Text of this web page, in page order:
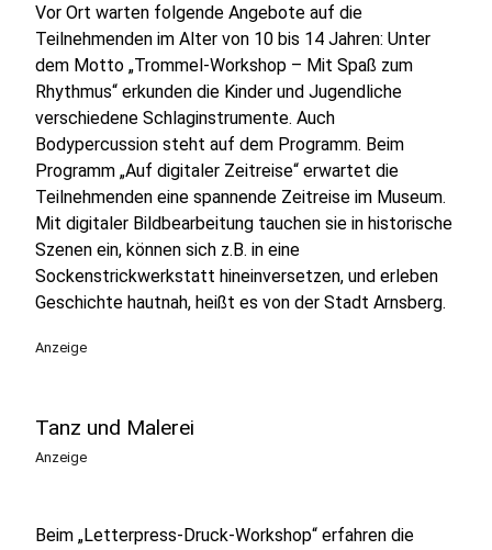
Vor Ort warten folgende Angebote auf die
Teilnehmenden im Alter von 10 bis 14 Jahren: Unter
dem Motto „Trommel-Workshop – Mit Spaß zum
Rhythmus“ erkunden die Kinder und Jugendliche
verschiedene Schlaginstrumente. Auch
Bodypercussion steht auf dem Programm. Beim
Programm „Auf digitaler Zeitreise“ erwartet die
Teilnehmenden eine spannende Zeitreise im Museum.
Mit digitaler Bildbearbeitung tauchen sie in historische
Szenen ein, können sich z.B. in eine
Sockenstrickwerkstatt hineinversetzen, und erleben
Geschichte hautnah, heißt es von der Stadt Arnsberg.
Anzeige
Tanz und Malerei
Anzeige
Beim „Letterpress-Druck-Workshop“ erfahren die